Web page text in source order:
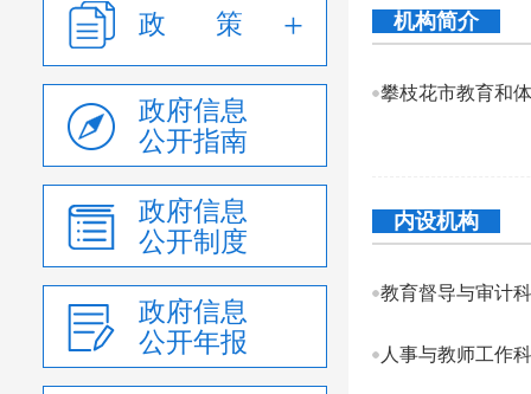
政 策
政府信息
公开指南
政府信息
公开制度
政府信息
公开年报
机构简介
攀枝花市教育和
内设机构
教育督导与审计
人事与教师工作